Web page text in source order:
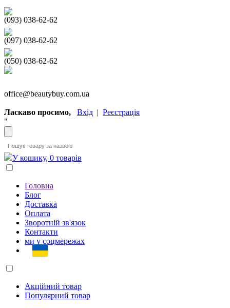
(093) 038-62-62
(097) 038-62-62
(050) 038-62-62
office@beautybuy.com.ua
Ласкаво просимо, Вхід | Реєстрація
"
У кошику, 0 товарів
Головна
Блог
Доставка
Оплата
Зворотній зв'язок
Контакти
ми у соцмережах
Акційний товар
Популярний товар